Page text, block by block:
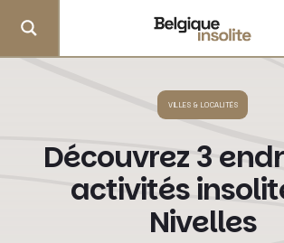
VILLES & LOCALITÉS
Découvrez 3
activités
Nivelles